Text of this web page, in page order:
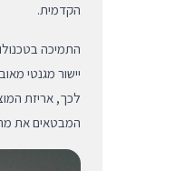
הקדמית.
יישור מגנטי
לכך, אריזת
המבטאים את